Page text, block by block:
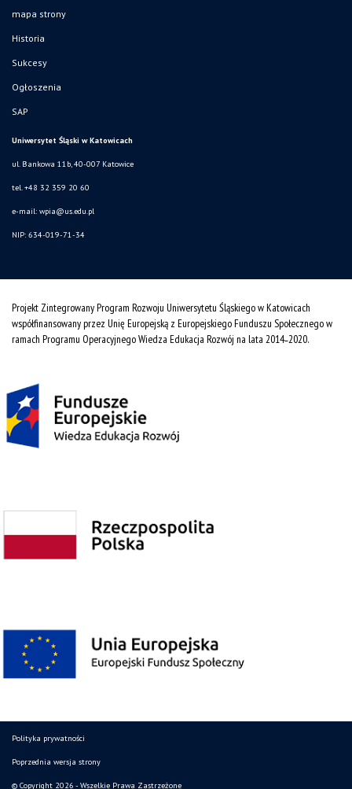
mapa strony
Historia
Sukcesy
Ogłoszenia
SAP
Uniwersytet Śląski w Katowicach
ul. Bankowa 11b, 40-007 Katowice
tel. +48 32 359 20 60
e-mail: wpia@us.edu.pl
NIP: 634-019-71-34
Projekt Zintegrowany Program Rozwoju Uniwersytetu Śląskiego w Katowicach
współfinansowany przez Unię Europejską z Europejskiego Funduszu Społecznego w
ramach Programu Operacyjnego Wiedza Edukacja Rozwój na lata 2014˗2020.
Polityka prywatności
Poprzednia wersja strony
© Copyright 2026 - Wszelkie Prawa Zastrzeżone